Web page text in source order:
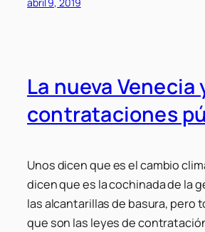
La nueva Venecia
contrataciones
Unos dicen que es el cambio
dicen que es la cochinada de la
las alcantarillas de basura, pero
que son las leyes de